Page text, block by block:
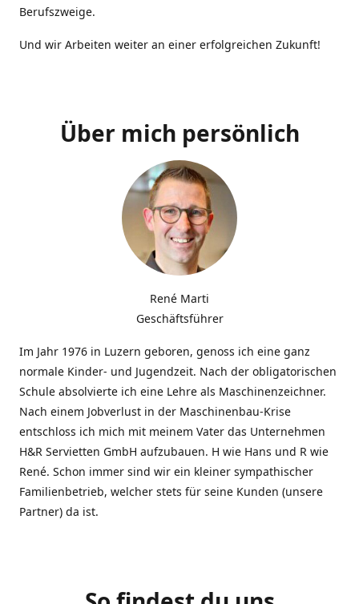
Berufszweige.
Und wir Arbeiten weiter an einer erfolgreichen Zukunft!
Über mich persönlich
René Marti
Geschäftsführer
Im Jahr 1976 in Luzern geboren, genoss ich eine ganz
normale Kinder- und Jugendzeit. Nach der obligatorischen
Schule absolvierte ich eine Lehre als Maschinenzeichner.
Nach einem Jobverlust in der Maschinenbau-Krise
entschloss ich mich mit meinem Vater das Unternehmen
H&R Servietten GmbH aufzubauen. H wie Hans und R wie
René. Schon immer sind wir ein kleiner sympathischer
Familienbetrieb, welcher stets für seine Kunden (unsere
Partner) da ist.